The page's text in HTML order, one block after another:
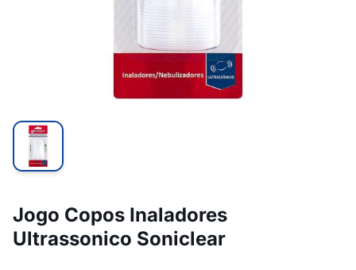
Jogo Copos Inaladores
Ultrassonico Soniclear